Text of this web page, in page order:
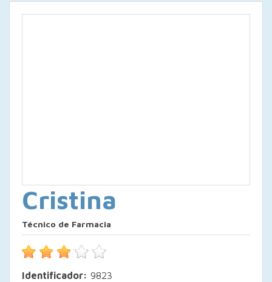
Cristina
Técnico de Farmacia
Identificador: 9823